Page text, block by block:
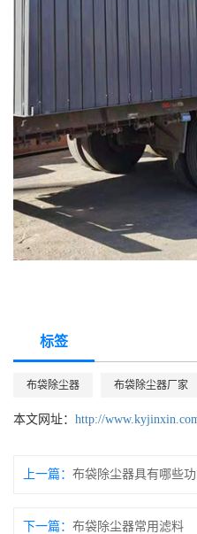
标签
布袋除尘器 布袋除尘器厂家
本文网址： http://
上一篇： 布袋除尘器具有哪些功
下一篇： 布袋除尘器常用滤料